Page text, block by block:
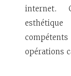
internet.
opérations